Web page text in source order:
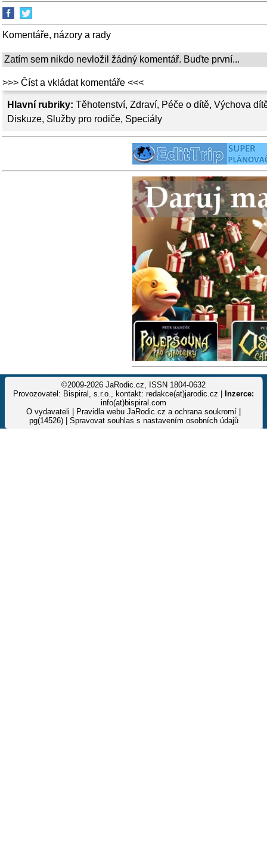
Hlavní rubriky: Těhotenství, Zdraví, Péče o dítě, Výchova
Diskuze, Služby pro rodiče, Speciály
Komentáře, názory a rady
Zatím sem nikdo nevložil žádný komentář. Buďte první...
>>> Číst a vkládat komentáře <<<
©2009-2026 JaRodic.cz, ISSN 1804-0632
Provozovatel: Bispiral, s.r.o., kontakt: redakce(at)jarodic.cz |
Inzerce:
info(at)bispiral.com
O vydavateli
Pravidla webu JaRodic.cz a ochrana soukromí
pg(14526) | Spravovat souhlas s nastavením osobních údajů